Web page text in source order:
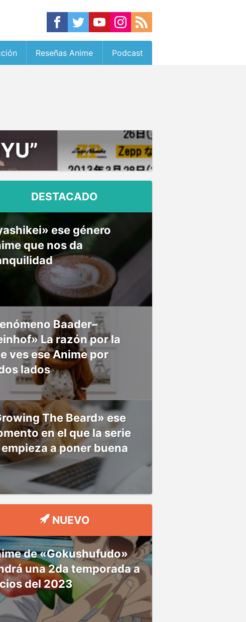
Reseñas Anime Podcast
DESTACADO
ese género
que nos da
Baader–
La razón por la
ves ese Anime por
lados
The Beard» ese
en el que la serie
a poner buena
NUEVO
de «Gokushufudo»
una 2da temporada a
del 2023